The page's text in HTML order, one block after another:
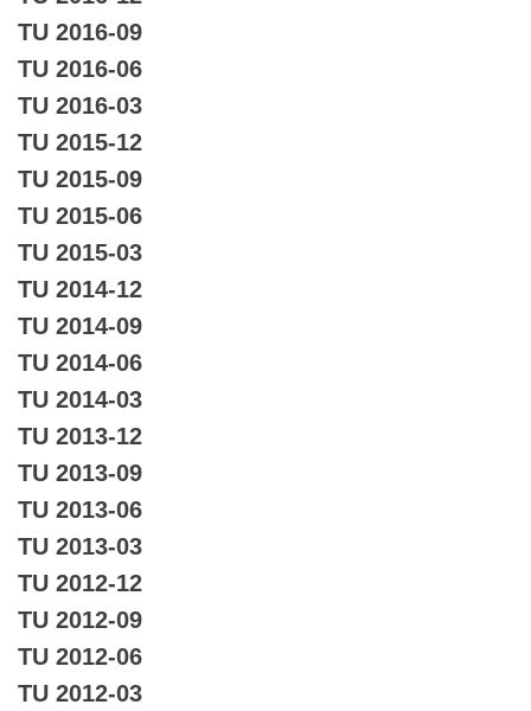
TU 2016-09
TU 2016-06
TU 2016-03
TU 2015-12
TU 2015-09
TU 2015-06
TU 2015-03
TU 2014-12
TU 2014-09
TU 2014-06
TU 2014-03
TU 2013-12
TU 2013-09
TU 2013-06
TU 2013-03
TU 2012-12
TU 2012-09
TU 2012-06
TU 2012-03